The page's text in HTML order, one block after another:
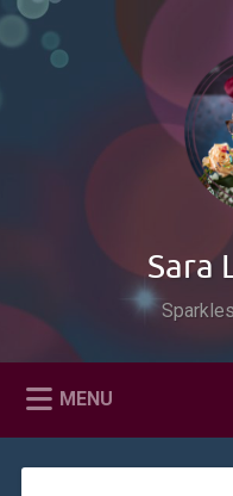
Naar
inhoud
Zoeken
Sara
MENU